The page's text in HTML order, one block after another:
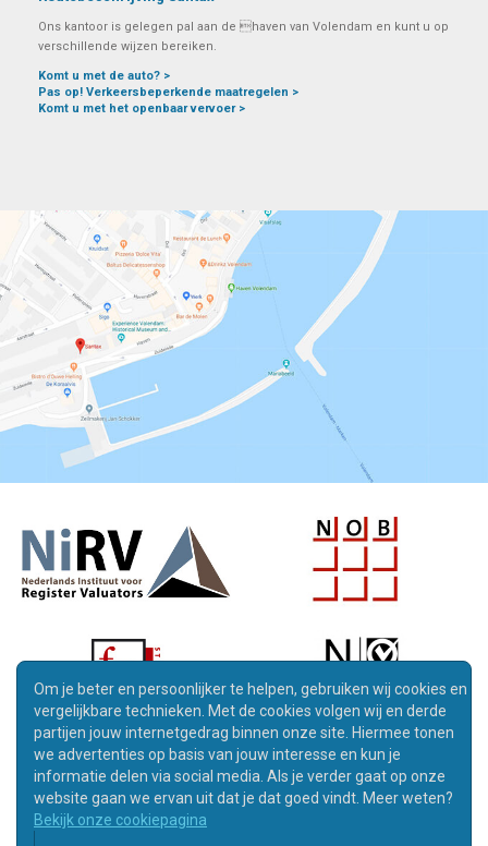
Ons kantoor is gelegen pal aan de haven van Volendam en kunt u op
verschillende wijzen bereiken.
Komt u met de auto? >
Pas op! Verkeersbeperkende maatregelen >
Komt u met het openbaar vervoer >
Om je beter en persoonlijker te helpen, gebruiken wij cookies en
vergelijkbare technieken. Met de cookies volgen wij en derde
partijen jouw internetgedrag binnen onze site. Hiermee tonen
we advertenties op basis van jouw interesse en kun je
informatie delen via social media. Als je verder gaat op onze
website gaan we ervan uit dat je dat goed vindt. Meer weten?
Bekijk onze cookiepagina